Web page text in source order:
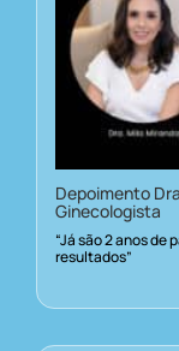
Depoimento
Ginecologista
“Já são 2 anos de
resultados”